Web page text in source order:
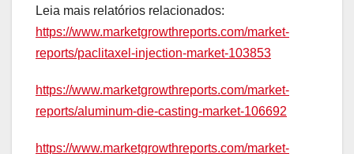
Leia mais relatórios relacionados:
https://www.marketgrowthreports.com/market-
reports/paclitaxel-injection-market-103853
https://www.marketgrowthreports.com/market-
reports/aluminum-die-casting-market-106692
https://www.marketgrowthreports.com/market-